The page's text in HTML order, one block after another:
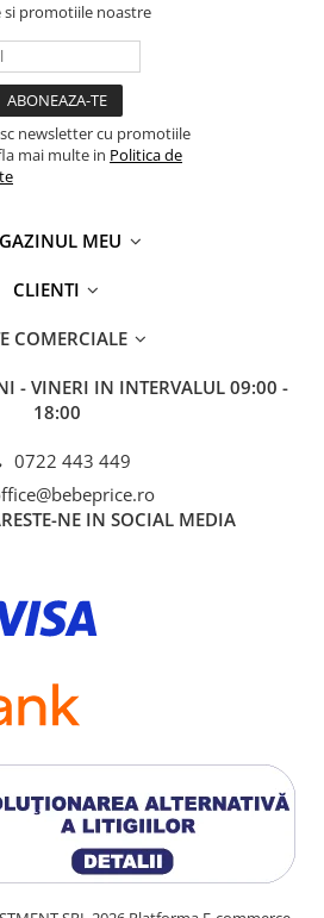
si promotiile noastre
newsletter cu promotiile
mai multe in Politica de
MEU
CLIENTI
COMERCIALE
- VINERI IN INTERVALUL 09:00 -
18:00
0722 443 449
NE IN SOCIAL MEDIA